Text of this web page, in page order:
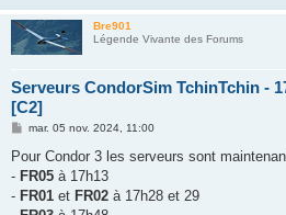
Bre901
Légende Vivante des Forums
Serveurs CondorSim TchinTchin -
[C2]
M
s
a
g
mar. 05 nov. 2024, 11:00
Pour Condor 3 les serveurs sont
- FR05 à 17h13
- FR01 et FR02 à 17h28 et 29